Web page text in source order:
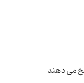
می دهند